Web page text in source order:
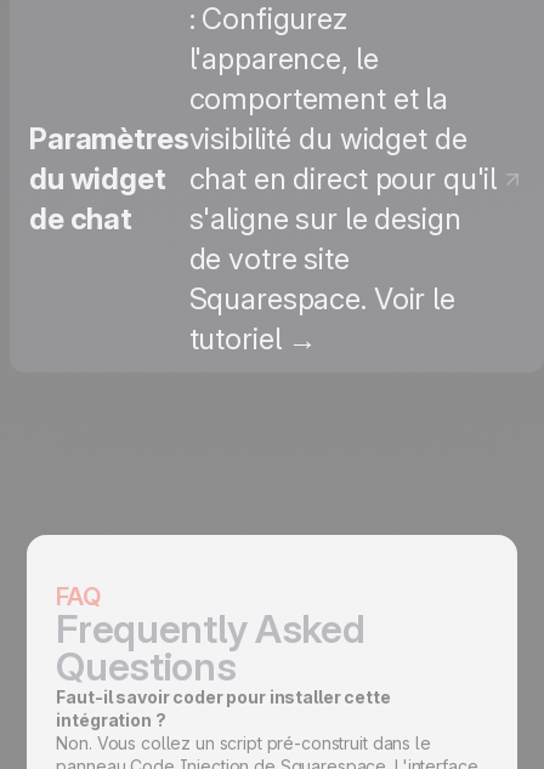
Paramètres
du widget
de chat
: Configurez
l'apparence, le
comportement et la
visibilité du widget de
chat en direct pour qu'il
s'aligne sur le design
de votre site
Squarespace. Voir le
tutoriel →
FAQ
Frequently Asked
Questions
Faut-il savoir coder pour installer cette
intégration ?
Non. Vous collez un script pré-construit dans le